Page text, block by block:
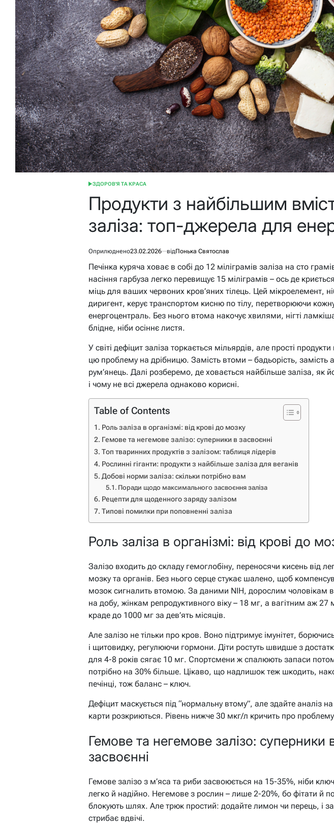
ОПУБЛІКУВАТИ
ЗДОРОВ'Я ТА КРАСА
Продукти з найбільшим
заліза: топ-джерела для
Оприлюднено23.02.2026 відПонька Святослав
Печінка куряча ховає в собі до 12 міліграмів заліза на сто
насіння гарбуза легко перевищує 15 міліграмів – ось де
міць для ваших червоних кров’яних тілець. Цей мікроелемент,
диригент, керує транспортом кисню по тілу, перетворюючи
енергоцентраль. Без нього втома накочує хвилями, нігті
блідне, ніби осіннє листя.
У світі дефіцит заліза торкається мільярдів, але прості
цю проблему на дрібницю. Замість втоми – бадьорість, замість
рум’янець. Далі розберемо, де ховається найбільше заліза, як
і чому не всі джерела однаково корисні.
Table of Contents
Роль заліза в організмі: від крові до мозку
Гемове та негемове залізо: суперники в засвоєнні
Топ тваринних продуктів з залізом: таблиця лідерів
Рослинні гіганти: продукти з найбільше заліза для веганів
Добові норми заліза: скільки потрібно вам
Поради щодо максимального засвоєння заліза
Рецепти для щоденного заряду залізом
Типові помилки при поповненні заліза
Роль заліза в організмі: від крові до
Залізо входить до складу гемоглобіну, переносячи кисень від
мозку та органів. Без нього серце стукає шалено, щоб
мозок сигналить втомою. За даними NIH, дорослим чоловікам
на добу, жінкам репродуктивного віку – 18 мг, а вагітним аж 27
краде до 1000 мг за дев’ять місяців.
Але залізо не тільки про кров. Воно підтримує імунітет,
і щитовидку, регулюючи гормони. Діти ростуть швидше з
для 4-8 років сягає 10 мг. Спортсмени ж спалюють запаси
потрібно на 30% більше. Цікаво, що надлишок теж шкодить,
печінці, тож баланс – ключ.
Дефіцит маскується під “нормальну втому”, але здайте аналіз
карти розкриються. Рівень нижче 30 мкг/л кричить про
Гемове та негемове залізо: суперники
засвоєнні
Гемове залізо з м’яса та риби засвоюється на 15-35%, ніби
легко й надійно. Негемове з рослин – лише 2-20%, бо фітати й
блокують шлях. Але трюк простий: додайте лимон чи перець, і
стрибає вдвічі.